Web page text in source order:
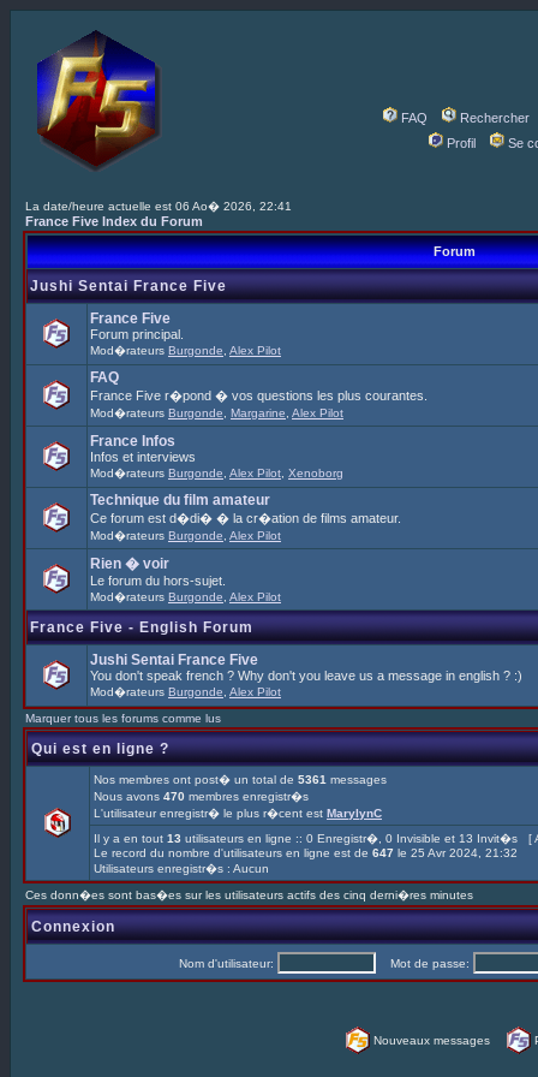
FAQ
Rechercher
Profil
Se
La date/heure actuelle est 06 Ao� 2026, 22:41
France Five Index du Forum
Forum
Jushi Sentai France Five
France Five
Forum principal.
Mod�rateurs Burgonde Alex Pilot
FAQ
France Five r�pond � vos questions les plus courantes.
Mod�rateurs Burgonde Margarine Alex Pilot
France Infos
Infos et interviews
Mod�rateurs Burgonde Alex Pilot Xenoborg
Technique du film amateur
Ce forum est d�di� � la cr�ation de films amateur.
Mod�rateurs Burgonde Alex Pilot
Rien � voir
Le forum du hors-sujet.
Mod�rateurs Burgonde Alex Pilot
France Five - English Forum
Jushi Sentai France Five
You don't speak french ? Why don't you leave us a message in english ? :)
Mod�rateurs Burgonde Alex Pilot
Marquer tous les forums comme lus
Qui est en ligne ?
Nos membres ont post� un total de 5361 messages
Nous avons 470 membres enregistr�s
L'utilisateur enregistr� le plus r�cent est MarylynC
Il y a en tout 13 utilisateurs en ligne :: 0 Enregistr�, 0 Invisible et 13 Invit�s [
Le record du nombre d'utilisateurs en ligne est de 647 le 25 Avr 2024, 21:32
Utilisateurs enregistr�s : Aucun
Ces donn�es sont bas�es sur les utilisateurs actifs des cinq derni�res minutes
Connexion
Nom d'utilisateur: Mot de passe:
Nouveaux messages